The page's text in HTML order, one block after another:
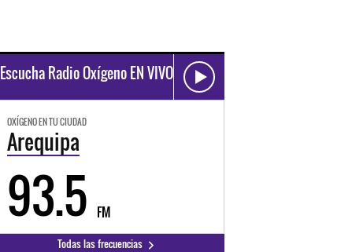
Escucha Radio Oxígeno EN VIVO
OXÍGENO EN TU CIUDAD
Arequipa
93.5 FM
Todas las frecuencias